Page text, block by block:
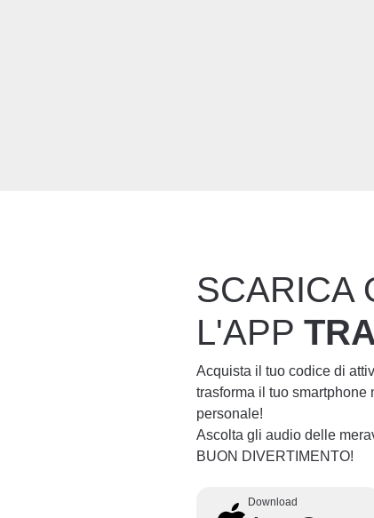
SCARICA
L'APP
Acquista il tuo codice di
trasforma il tuo
personale!
Ascolta gli audio delle
BUON DIVERTIMENTO!
Download